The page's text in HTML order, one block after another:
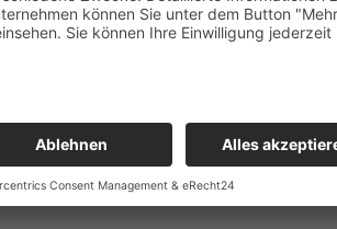
angepasst werden. Informieren Sie
Kindergärten oder Jugendgruppen
gestaltet.